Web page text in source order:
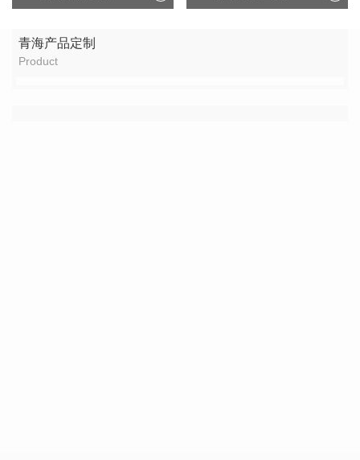
青海产品定制
Product